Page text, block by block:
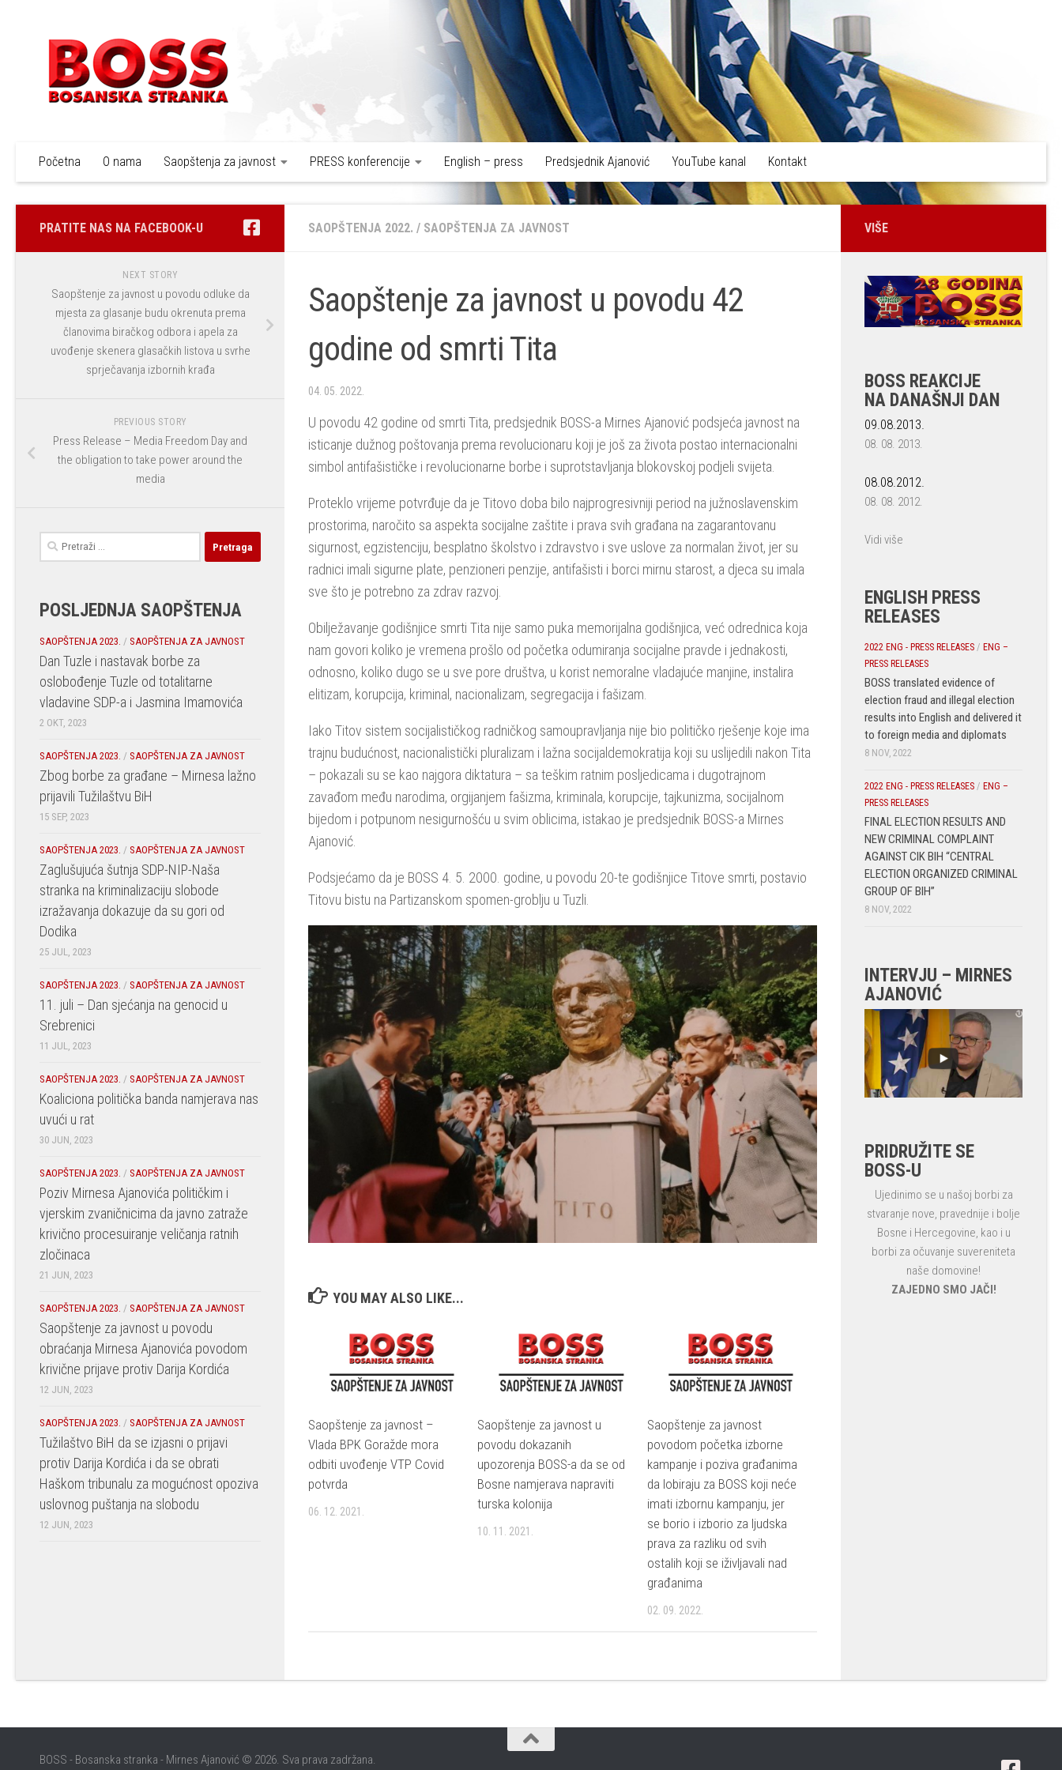
Početna O nama Saopštenja za javnost PRESS konferencije English – press Predsjednik Ajanović YouTube kanal Kontakt
SAOPŠTENJA 2022. / SAOPŠTENJA ZA JAVNOST
Saopštenje za javnost u povodu 42
godine od smrti Tita
04. 05. 2022.
U povodu 42 godine od smrti Tita, predsjednik BOSS-a Mirnes Ajanović podsjeća javnost na
isticanje dužnog poštovanja prema revolucionaru koji je još za života postao internacionalni
simbol antifašističke i revolucionarne borbe i suprotstavljanja blokovskoj podjeli svijeta.
Proteklo vrijeme potvrđuje da je Titovo doba bilo najprogresivniji period na južnoslavenskim
prostorima, naročito sa aspekta socijalne zaštite i prava svih građana na zagarantovanu
sigurnost, egzistenciju, besplatno školstvo i zdravstvo i sve uslove za normalan život, jer su
radnici imali sigurne plate, penzioneri penzije, antifašisti i borci mirnu starost, a djeca su imala
sve što je potrebno za zdrav razvoj.
Obilježavanje godišnjice smrti Tita nije samo puka memorijalna godišnjica, već odrednica koja
nam govori koliko je vremena prošlo od početka odumiranja socijalne pravde i jednakosti,
odnosno, koliko dugo se u sve pore društva, u korist nemoralne vladajuće manjine, instalira
elitizam, korupcija, kriminal, nacionalizam, segregacija i fašizam.
Iako Titov sistem socijalističkog radničkog samoupravljanja nije bio političko rješenje koje ima
trajnu budućnost, nacionalistički pluralizam i lažna socijaldemokratija koji su uslijedili nakon Tita
– pokazali su se kao najgora diktatura – sa teškim ratnim posljedicama i dugotrajnom
zavađom među narodima, orgijanjem fašizma, kriminala, korupcije, tajkunizma, socijalnom
bijedom i potpunom nesigurnošću u svim oblicima, istakao je predsjednik BOSS-a Mirnes
Ajanović.
Podsjećamo da je BOSS 4. 5. 2000. godine, u povodu 20-te godišnjice Titove smrti, postavio
Titovu bistu na Partizanskom spomen-groblju u Tuzli.
YOU MAY ALSO LIKE...
Saopštenje za javnost –
Vlada BPK Goražde mora
odbiti uvođenje VTP Covid
potvrda
06. 12. 2021.
Saopštenje za javnost u
povodu dokazanih
upozorenja BOSS-a da se od
Bosne namjerava napraviti
turska kolonija
10. 11. 2021.
Saopštenje za javnost
povodom početka izborne
kampanje i poziva građanima
da lobiraju za BOSS koji neće
imati izbornu kampanju, jer
se borio i izborio za ljudska
prava za razliku od svih
ostalih koji se iživljavali nad
građanima
02. 09. 2022.
PRATITE NAS NA FACEBOOK-U
NEXT STORY
Saopštenje za javnost u povodu odluke da
mjesta za glasanje budu okrenuta prema
članovima biračkog odbora i apela za
uvođenje skenera glasačkih listova u svrhe
sprječavanja izbornih krađa
PREVIOUS STORY
Press Release – Media Freedom Day and
the obligation to take power around the
media
Pretraga:
POSLJEDNJA SAOPŠTENJA
SAOPŠTENJA 2023. / SAOPŠTENJA ZA JAVNOST
Dan Tuzle i nastavak borbe za
oslobođenje Tuzle od totalitarne
vladavine SDP-a i Jasmina Imamovića
2 OKT, 2023
SAOPŠTENJA 2023. / SAOPŠTENJA ZA JAVNOST
Zbog borbe za građane – Mirnesa lažno
prijavili Tužilaštvu BiH
15 SEP, 2023
SAOPŠTENJA 2023. / SAOPŠTENJA ZA JAVNOST
Zaglušujuća šutnja SDP-NIP-Naša
stranka na kriminalizaciju slobode
izražavanja dokazuje da su gori od
Dodika
25 JUL, 2023
SAOPŠTENJA 2023. / SAOPŠTENJA ZA JAVNOST
11. juli – Dan sjećanja na genocid u
Srebrenici
11 JUL, 2023
SAOPŠTENJA 2023. / SAOPŠTENJA ZA JAVNOST
Koaliciona politička banda namjerava nas
uvući u rat
30 JUN, 2023
SAOPŠTENJA 2023. / SAOPŠTENJA ZA JAVNOST
Poziv Mirnesa Ajanovića političkim i
vjerskim zvaničnicima da javno zatraže
krivično procesuiranje veličanja ratnih
zločinaca
21 JUN, 2023
SAOPŠTENJA 2023. / SAOPŠTENJA ZA JAVNOST
Saopštenje za javnost u povodu
obraćanja Mirnesa Ajanovića povodom
krivične prijave protiv Darija Kordića
12 JUN, 2023
SAOPŠTENJA 2023. / SAOPŠTENJA ZA JAVNOST
Tužilaštvo BiH da se izjasni o prijavi
protiv Darija Kordića i da se obrati
Haškom tribunalu za mogućnost opoziva
uslovnog puštanja na slobodu
12 JUN, 2023
VIŠE
BOSS REAKCIJE
NA DANAŠNJI DAN
09.08.2013.
08. 08. 2013.
08.08.2012.
08. 08. 2012.
Vidi više
ENGLISH PRESS
RELEASES
2022 ENG - PRESS RELEASES / ENG –
PRESS RELEASES
BOSS translated evidence of
election fraud and illegal election
results into English and delivered it
to foreign media and diplomats
8 NOV, 2022
2022 ENG - PRESS RELEASES / ENG –
PRESS RELEASES
FINAL ELECTION RESULTS AND
NEW CRIMINAL COMPLAINT
AGAINST CIK BIH “CENTRAL
ELECTION ORGANIZED CRIMINAL
GROUP OF BIH”
8 NOV, 2022
INTERVJU – MIRNES
AJANOVIĆ
PRIDRUŽITE SE
BOSS-U
Ujedinimo se u našoj borbi za
stvaranje nove, pravednije i bolje
Bosne i Hercegovine, kao i u
borbi za očuvanje suvereniteta
naše domovine!
ZAJEDNO SMO JAČI!
BOSS - Bosanska stranka - Mirnes Ajanović © 2026. Sva prava zadržana.